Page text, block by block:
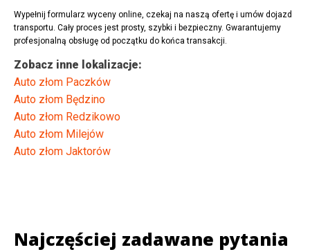
Wypełnij formularz wyceny online, czekaj na naszą ofertę i umów dojazd
transportu. Cały proces jest prosty, szybki i bezpieczny. Gwarantujemy
profesjonalną obsługę od początku do końca transakcji.
Zobacz inne lokalizacje:
Auto złom Paczków
Auto złom Będzino
Auto złom Redzikowo
Auto złom Milejów
Auto złom Jaktorów
Najczęściej zadawane pytania